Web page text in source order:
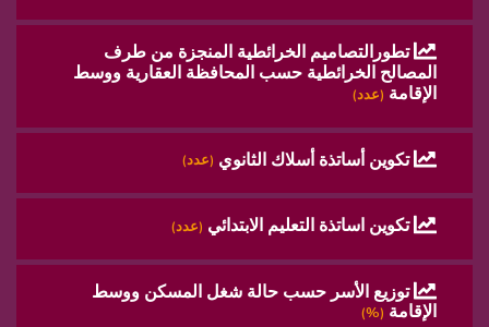
تطورالتصاميم الخرائطية المنجزة من طرف
المصالح الخرائطية حسب المحافظة العقارية ووسط
الإقامة (عدد)
تكوين أساتذة أسلاك الثانوي (عدد)
تكوين اساتذة التعليم الابتدائي (عدد)
توزيع الأسر حسب حالة شغل المسكن ووسط
الإقامة (%)